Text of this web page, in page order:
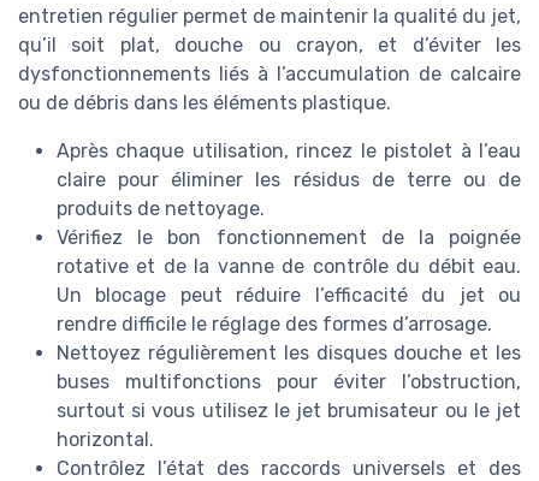
entretien régulier permet de maintenir la qualité du jet,
qu’il soit plat, douche ou crayon, et d’éviter les
dysfonctionnements liés à l’accumulation de calcaire
ou de débris dans les éléments plastique.
Après chaque utilisation, rincez le pistolet à l’eau
claire pour éliminer les résidus de terre ou de
produits de nettoyage.
Vérifiez le bon fonctionnement de la poignée
rotative et de la vanne de contrôle du débit eau.
Un blocage peut réduire l’efficacité du jet ou
rendre difficile le réglage des formes d’arrosage.
Nettoyez régulièrement les disques douche et les
buses multifonctions pour éviter l’obstruction,
surtout si vous utilisez le jet brumisateur ou le jet
horizontal.
Contrôlez l’état des raccords universels et des